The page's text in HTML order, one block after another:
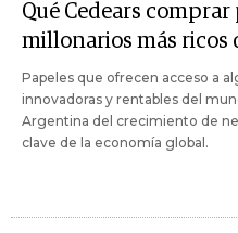
Qué Cedears
millonarios más ricos
Papeles que ofrecen acceso a
innovadoras y rentables del
Argentina del crecimiento de
clave de la economía global.